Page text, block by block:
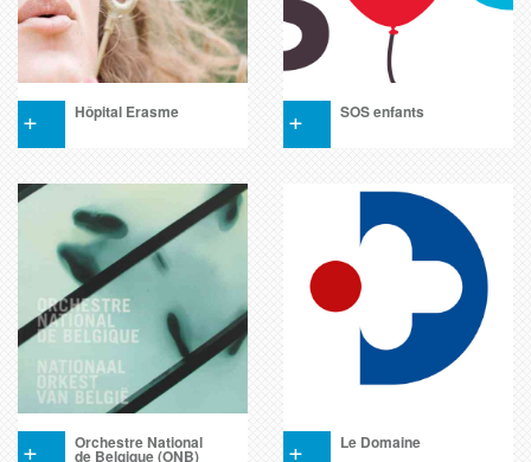
+ Hôpital Erasme + SOS enfants
+ Orchestre National
de Belgique (ONB) + Le Domaine